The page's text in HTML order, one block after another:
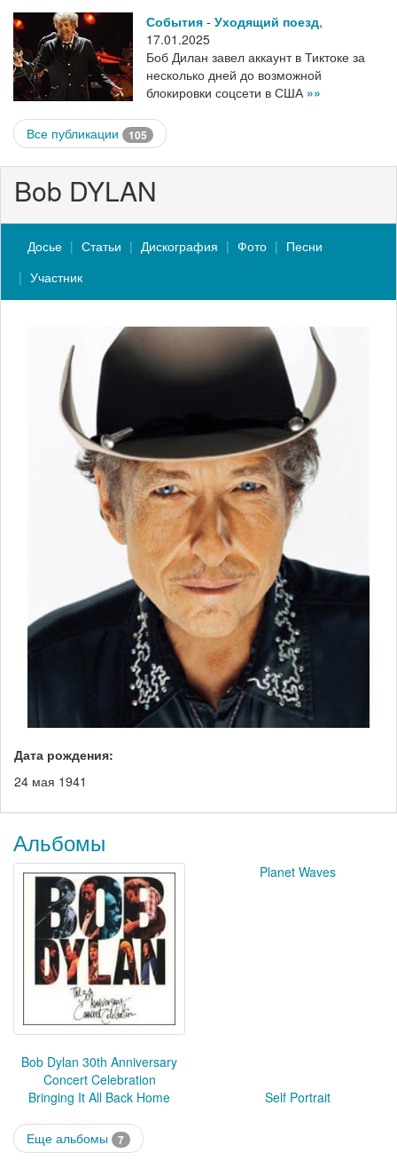
События - Уходящий поезд,
17.01.2025
Боб Дилан завел аккаунт в Тиктоке за
несколько дней до возможной
блокировки соцсети в США »»
Все публикации 105
Bob DYLAN
Досье Статьи Дискография Фото
Песни
Участник
Дата рождения:
24 мая 1941
Альбомы
Bob Dylan 30th Anniversary
Concert Celebration
Planet Waves
Bringing It All Back Home Self Portrait
Еще альбомы 7